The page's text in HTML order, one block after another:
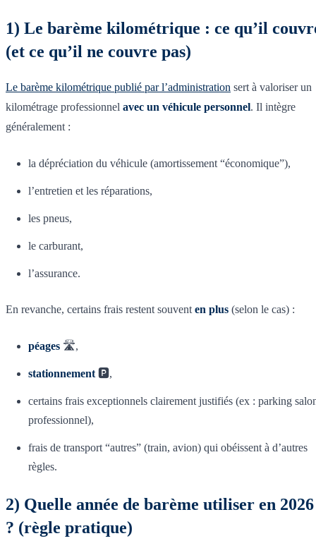
1) Le barème kilométrique : ce qu’il
(et ce qu’il ne couvre pas)
Le barème kilométrique publié par l’administration sert à valoriser un
kilométrage professionnel avec un véhicule personnel. Il intègre
généralement :
la dépréciation du véhicule (amortissement “économique”),
l’entretien et les réparations,
les pneus,
le carburant,
l’assurance.
En revanche, certains frais restent souvent en plus (selon le cas) :
péages 🛣️,
stationnement 🅿️,
certains frais exceptionnels clairement justifiés (ex : parking
professionnel),
frais de transport “autres” (train, avion) qui obéissent à d’autres
règles.
2) Quelle année de barème utiliser en 2026
? (règle pratique)